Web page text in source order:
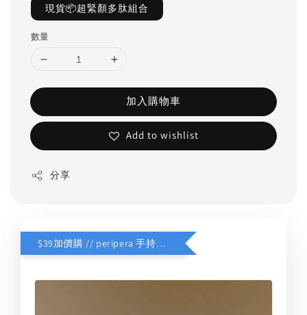
現貨📦超緊顏多肽組合
數量
加入購物車
Add to wishlist
分享
$39加價購 // peripera 手持化妝鏡